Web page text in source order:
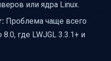
или ядра Linux.
Проблема чаще всего
где LWJGL 3.3.1+ и